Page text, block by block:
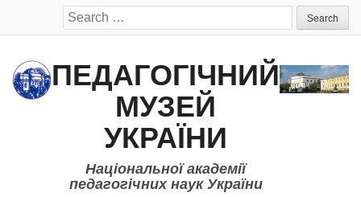
Search
for:
ПЕДАГОГІЧНИЙ
МУЗЕЙ
УКРАЇНИ
Національної академії
педагогічних наук України